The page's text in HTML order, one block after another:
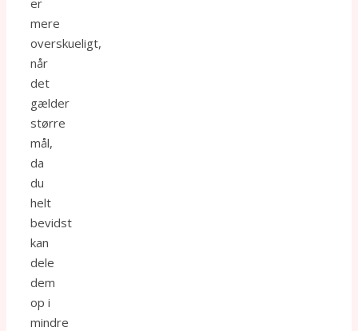
mere
overskueligt,
når
det
gælder
større
mål,
da
du
helt
bevidst
kan
dele
dem
op i
mindre